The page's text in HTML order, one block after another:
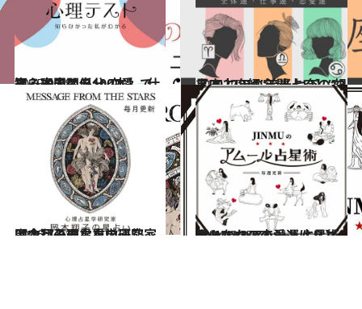
2025.9.28
【心理テスト100本】で知る本当の自分 恋愛、仕事、人間関係…
占い 2021.12.15
【2022年の年間占い】“視える占い師”流光七奈の12星座占い
占い
2026.7.31
【今月のあなたの運勢は？】心理占星学研究家 岡本翔子の星占い
占い 2024.6.15
【あなたの恋愛運は？】JINMUのアムール占星術 愛とエロスのジンムリズム
占い